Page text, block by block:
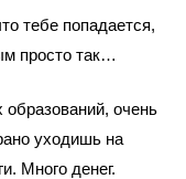
тебе попадается,
просто так…
очень
уходишь на
Много денег.